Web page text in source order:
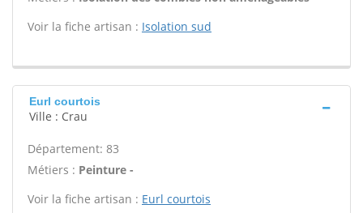
Voir la fiche artisan : Isolation sud
Eurl courtois
Ville : Crau
Département: 83
Métiers : Peinture -
Voir la fiche artisan : Eurl courtois